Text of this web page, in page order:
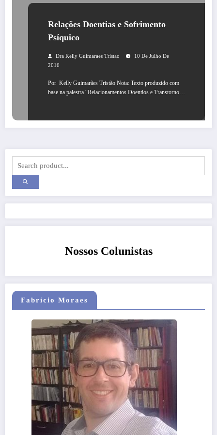
Relações Doentias e Sofrimento
Psíquico
Dra Kelly Guimaraes Tristao
10 De Julho De
2016
Por Kelly Guimarães Tristão Nota: Texto produzido com
base na palestra “Relacionamentos Doentios e Transtorno…
Nossos Colunistas
Fabrício Moraes